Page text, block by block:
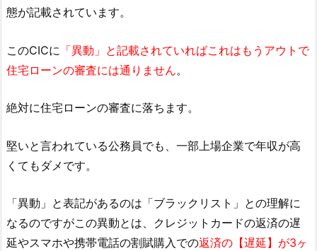
態が記載されています。
このCICに 「異動」と記載されていればこれはもうアウトで
住宅ローンの審査には通りません。
絶対に住宅ローンの審査に落ちます。
堅いと言われている公務員でも、一部上場企業で年収が高
くてもダメです。
「異動」と表記があるのは「ブラックリスト」との理解に
なるのですがこの異動とは、クレジットカードの返済の遅
延やスマホや携帯電話の割賦購入での返済の【遅延】が3ヶ